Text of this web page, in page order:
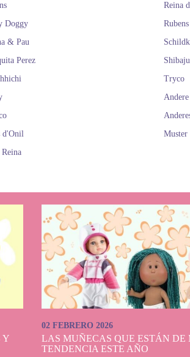
Doggy
& Pau
Perez
d'Onil
Reina
Reina
Tryco
Muster
Y
02 FEBRERO 2026
LAS MUÑECAS QUE ESTÁN
TENDENCIA ESTE AÑO